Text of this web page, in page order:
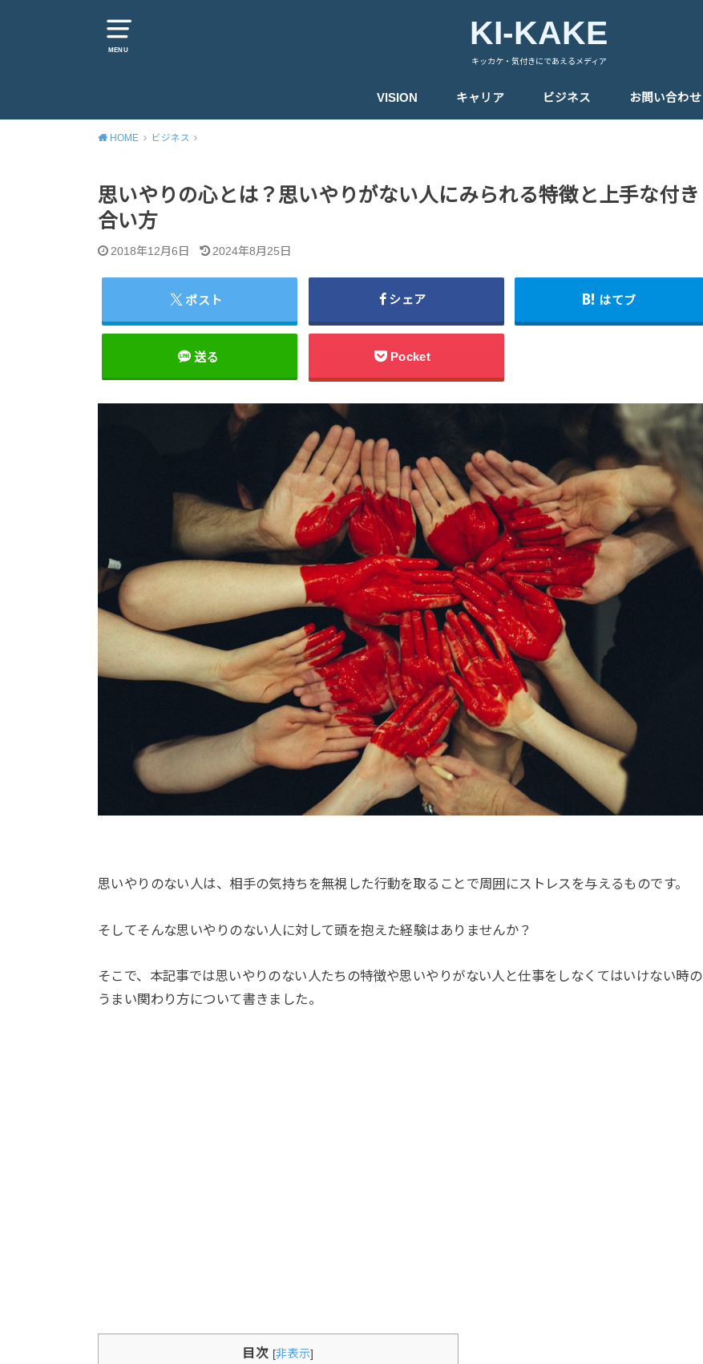
MENU KI-KAKE
キッカケ・気付きにであえるメディア
VISION キャリア ビジネス お問い合わせ
HOME ビジネス
思いやりの心とは？思いやりがない人にみられる特徴と上手な付き
合い方
2018年12月6日 2024年8月25日
ポスト シェア はてブ
送る Pocket
思いやりのない人は、相手の気持ちを無視した行動を取ることで周囲にストレスを与えるものです。
そしてそんな思いやりのない人に対して頭を抱えた経験はありませんか？
そこで、本記事では思いやりのない人たちの特徴や思いやりがない人と仕事をしなくてはいけない時の
うまい関わり方について書きました。
目次 [非表示]